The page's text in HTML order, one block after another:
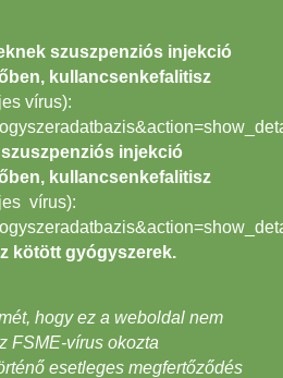
szuszpenziós injekció
kullancsenkefalitisz
vírus):
injekció
kullancsenkefalitisz
vírus):
kötött gyógyszerek.
hogy ez a weboldal nem
FSME-vírus okozta
esetleges megfertőződés